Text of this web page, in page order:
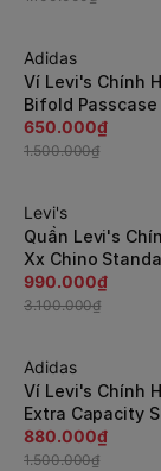
-57%
Adidas
Ví Levi's Chính
Bifold
Màu Nâu |
31LV240012
650.000₫
1.500.000₫
-69%
Levi's
Quần Levi's
Xx Chino
Tech - Màu
JapanSport
990.000₫
3.100.000₫
-42%
Adidas
Ví Levi's Chính
Extra Capacity
Wallet - Màu
JapanSport
880.000₫
1.500.000₫